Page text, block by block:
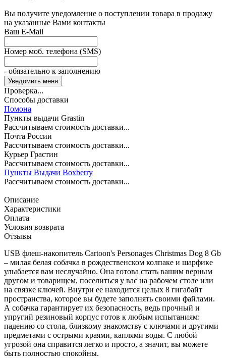
Вы получите уведомление о поступлении товара в продажу
на указанные Вами контакты
Ваш E-Mail
Номер моб. телефона (SMS)
- обязательно к заполнению
Проверка...
Способы доставки
Помона
Пункты выдачи Grastin
Рассчитываем стоимость доставки...
Почта России
Рассчитываем стоимость доставки...
Курьер Грастин
Рассчитываем стоимость доставки...
Пункты Выдачи Boxberry
Рассчитываем стоимость доставки...
Описание
Характеристики
Оплата
Условия возврата
Отзывы
USB флеш-накопитель Cartoon's Personages Christmas Dog 8 Gb
– милая белая собачка в рождественском колпаке и шарфике
улыбается вам неслучайно. Она готова стать вашим верным
другом и товарищем, поселиться у вас на рабочем столе или
на связке ключей. Внутри ее находится целых 8 гигабайт
пространства, которое вы будете заполнять своими файлами.
А собачка гарантирует их безопасность, ведь прочный и
упругий резиновый корпус готов к любым испытаниям:
падению со стола, близкому знакомству с ключами и другими
предметами с острыми краями, каплями воды. С любой
угрозой она справится легко и просто, а значит, вы можете
быть полностью спокойны.